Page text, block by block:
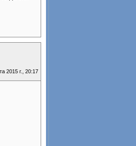
2015 г., 20:17